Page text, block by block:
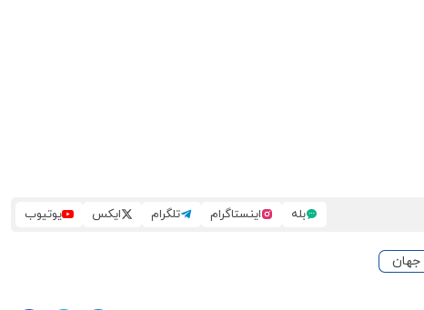
بله اینستاگرام تلگرام ایکس یوتیوب